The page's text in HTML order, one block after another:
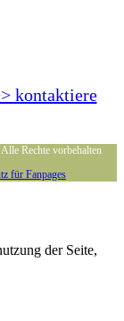
kontaktiere
Rechte vorbehalten
für Fanpages
der Seite,